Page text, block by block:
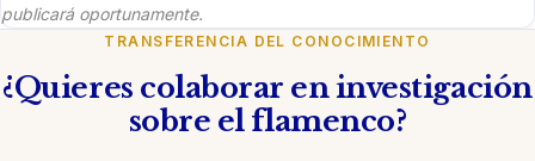
publicará oportunamente.
TRANSFERENCIA DEL CONOCIMIENTO
¿Quieres colaborar en investigación
sobre el flamenco?